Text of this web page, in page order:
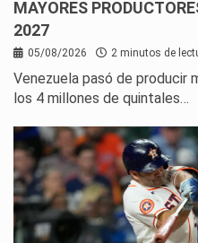
MAYORES
2027
05/08/2026 2 minutos de
Venezuela pasó de producir
los 4 millones de quintales…